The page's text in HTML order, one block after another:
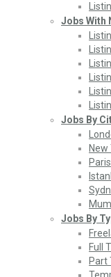
Jobs With
Jobs By
New
Paris
Jobs By
Full
Part